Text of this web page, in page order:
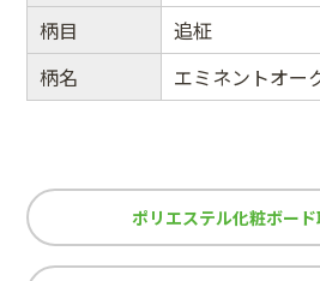
柄目
追柾
柄名
エミネントオー
ポリエステル化粧ボー